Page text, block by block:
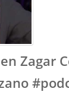
Zagar